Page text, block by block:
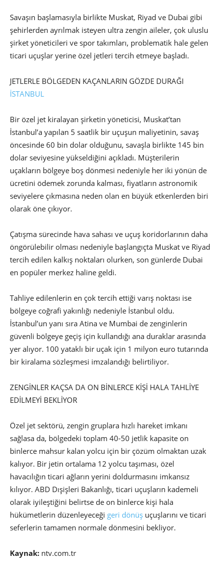
Savaşın başlamasıyla birlikte Muskat, Riyad ve Dubai gibi
şehirlerden ayrılmak isteyen ultra zengin aileler, çok uluslu
şirket yöneticileri ve spor takımları, problematik hale gelen
ticari uçuşlar yerine özel jetleri tercih etmeye başladı.
JETLERLE BÖLGEDEN KAÇANLARIN GÖZDE DURAĞI
İSTANBUL
Bir özel jet kiralayan şirketin yöneticisi, Muskat’tan
İstanbul’a yapılan 5 saatlik bir uçuşun maliyetinin, savaş
öncesinde 60 bin dolar olduğunu, savaşla birlikte 145 bin
dolar seviyesine yükseldiğini açıkladı. Müşterilerin
uçakların bölgeye boş dönmesi nedeniyle her iki yönün de
ücretini ödemek zorunda kalması, fiyatların astronomik
seviyelere çıkmasına neden olan en büyük etkenlerden biri
olarak öne çıkıyor.
Çatışma sürecinde hava sahası ve uçuş koridorlarının daha
öngörülebilir olması nedeniyle başlangıçta Muskat ve Riyad
tercih edilen kalkış noktaları olurken, son günlerde Dubai
en popüler merkez haline geldi.
Tahliye edilenlerin en çok tercih ettiği varış noktası ise
bölgeye coğrafi yakınlığı nedeniyle İstanbul oldu.
İstanbul’un yanı sıra Atina ve Mumbai de zenginlerin
güvenli bölgeye geçiş için kullandığı ana duraklar arasında
yer alıyor. 100 yataklı bir uçak için 1 milyon euro tutarında
bir kiralama sözleşmesi imzalandığı belirtiliyor.
ZENGİNLER KAÇSA DA ON BİNLERCE KİŞİ HALA TAHLİYE
EDİLMEYİ BEKLİYOR
Özel jet sektörü, zengin gruplara hızlı hareket imkanı
sağlasa da, bölgedeki toplam 40-50 jetlik kapasite on
binlerce mahsur kalan yolcu için bir çözüm olmaktan uzak
kalıyor. Bir jetin ortalama 12 yolcu taşıması, özel
havacılığın ticari ağların yerini doldurmasını imkansız
kılıyor. ABD Dışişleri Bakanlığı, ticari uçuşların kademeli
olarak iyileştiğini belirtse de on binlerce kişi hala
hükümetlerin düzenleyeceği geri dönüş uçuşlarını ve ticari
seferlerin tamamen normale dönmesini bekliyor.
Kaynak: ntv.com.tr